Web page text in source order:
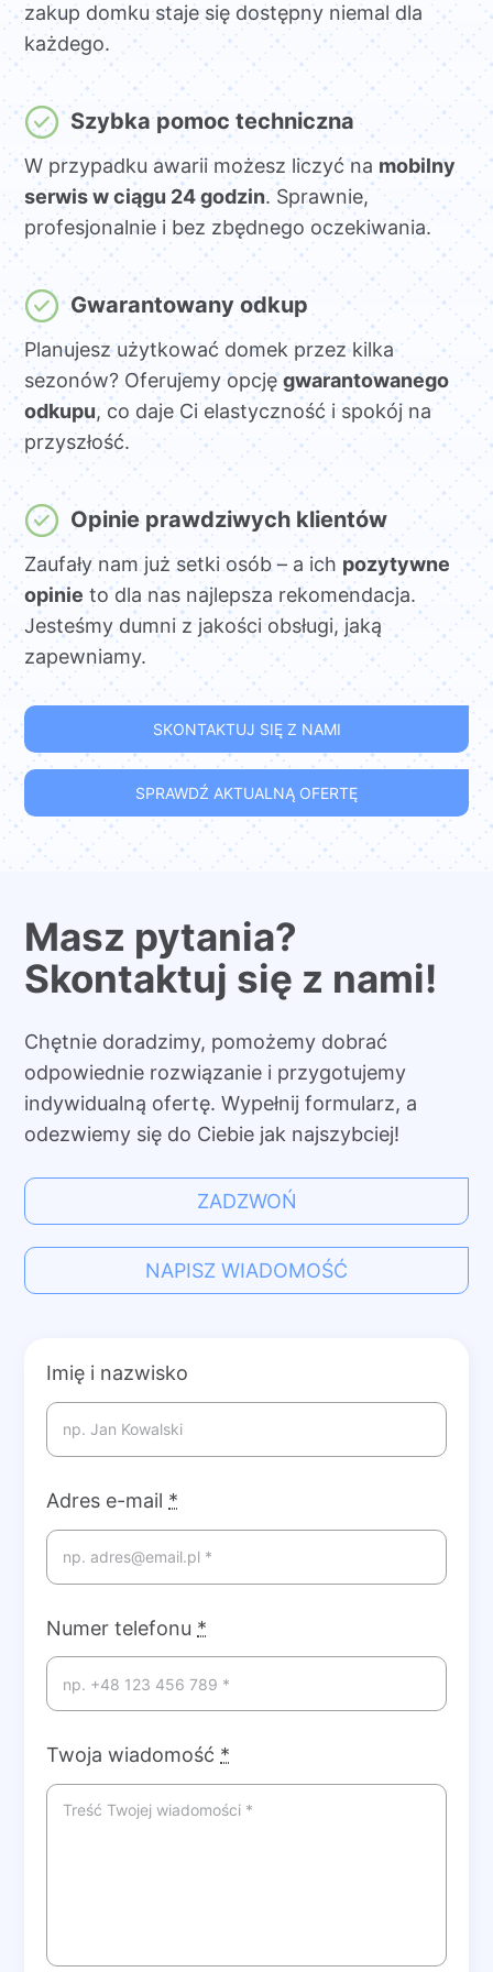
zakup domku staje się dostępny niemal dla
każdego.
Szybka pomoc techniczna
W przypadku awarii możesz liczyć na mobilny
serwis w ciągu 24 godzin. Sprawnie,
profesjonalnie i bez zbędnego oczekiwania.
Gwarantowany odkup
Planujesz użytkować domek przez kilka
sezonów? Oferujemy opcjęgwarantowanego
odkupu, co daje Ci elastyczność i spokój na
przyszłość.
Opinie prawdziwych klientów
Zaufały nam już setki osób – a ich pozytywne
opinie to dla nas najlepsza rekomendacja.
Jesteśmy dumni z jakości obsługi, jaką
zapewniamy.
SKONTAKTUJ SIĘ Z NAMI
SPRAWDŹ AKTUALNĄ OFERTĘ
Masz pytania?
Skontaktuj się z nami!
Chętnie doradzimy, pomożemy dobrać
odpowiednie rozwiązanie i przygotujemy
indywidualną ofertę. Wypełnij formularz, a
odezwiemy się do Ciebie jak najszybciej!
ZADZWOŃ
NAPISZ WIADOMOŚĆ
Imię i nazwisko
Adres e-mail *
Numer telefonu *
Twoja wiadomość *